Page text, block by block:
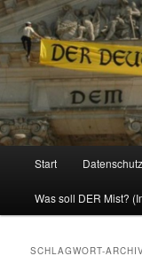
Politik, Wirtschaft,
Zum
Inhalt
Zum
sekundären
Start
Was soll DER Mist?
SCHLAGWORT-